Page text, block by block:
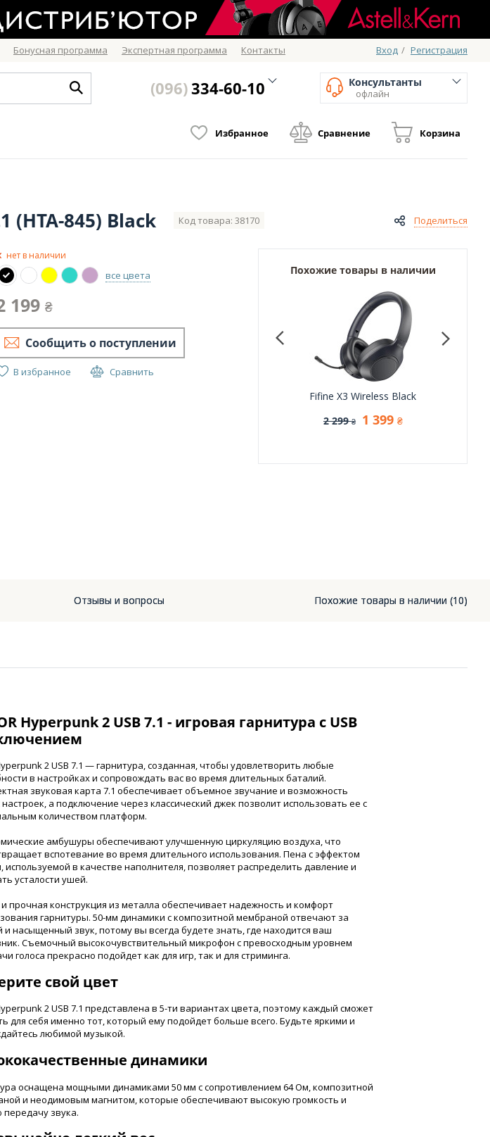
Бонусная программа Экспертная программа Контакты Вход / Регистрация
(096)334-60-10 Консультанты
офлайн
Избранное Сравнение Корзина
(HTA-845) Black Код товара: 38170 Поделиться
нет в наличии
все цвета
199 ₴
Сообщить о поступлении
В избранное Сравнить
Похожие товары в наличии
Fifine X3 Wireless Black
2 299 ₴ 1 399 ₴
Отзывы и вопросы Похожие товары в наличии (10)
Hyperpunk 2 USB 7.1 - игровая гарнитура с USB
2 USB 7.1 — гарнитура, созданная, чтобы удовлетворить любые
в настройках и сопровождать вас во время длительных баталий.
звуковая карта 7.1 обеспечивает объемное звучание и возможность
а подключение через классический джек позволит использовать ее с
количеством платформ.
амбушуры обеспечивают улучшенную циркуляцию воздуха, что
вспотевание во время длительного использования. Пена с эффектом
используемой в качестве наполнителя, позволяет распределить давление и
усталости ушей.
и прочная конструкция из металла обеспечивает надежность и комфорт
гарнитуры. 50-мм динамики с композитной мембраной отвечают за
и насыщенный звук, потому вы всегда будете знать, где находится ваш
Съемочный высокочувствительный микрофон с превосходным уровнем
голоса прекрасно подойдет как для игр, так и для стриминга.
свой цвет
2 USB 7.1 представлена в 5-ти вариантах цвета, поэтому каждый сможет
для себя именно тот, который ему подойдет больше всего. Будьте яркими и
любимой музыкой.
динамики
оснащена мощными динамиками 50 мм с сопротивлением 64 Ом, композитной
и неодимовым магнитом, которые обеспечивают высокую громкость и
передачу звука.